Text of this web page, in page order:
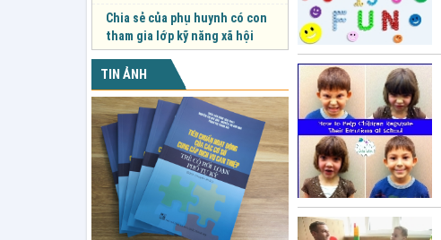
Chia sẻ của phụ huynh có con
tham gia lớp kỹ năng xã hội
TIN ẢNH